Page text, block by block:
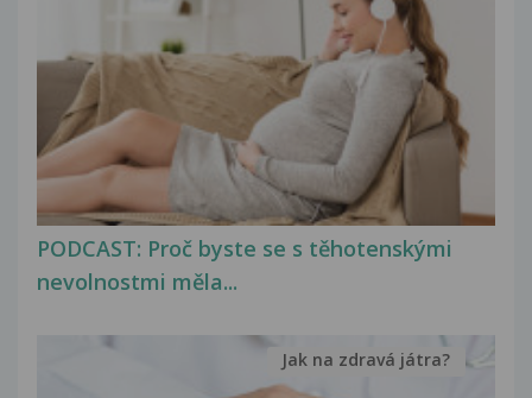
PODCAST: Proč byste se s těhotenskými
nevolnostmi měla...
Jak na zdravá játra?